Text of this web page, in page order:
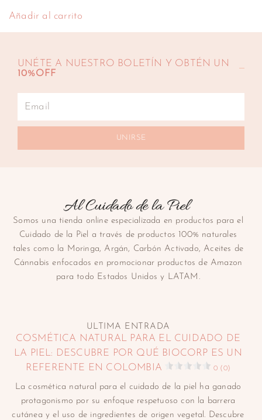
Añadir al carrito
UNÉTE A NUESTRO BOLETÍN Y OBTÉN UN
10%OFF
UNIRSE
Somos una tienda online especializada en productos para el
Cuidado de la Piel a través de productos 100% naturales
tales como la Moringa, Argán, Carbón Activado, Aceites de
Cánnabis enfocados en promocionar productos de Amazon
para todo Estados Unidos y LATAM.
ULTIMA ENTRADA
COSMÉTICA NATURAL PARA EL CUIDADO DE
LA PIEL: DESCUBRE POR QUÉ BIOCORP ES UN
REFERENTE EN COLOMBIA
0 (0)
La cosmética natural para el cuidado de la piel ha ganado
protagonismo por su enfoque respetuoso con la barrera
cutánea y el uso de ingredientes de origen vegetal. Descubre